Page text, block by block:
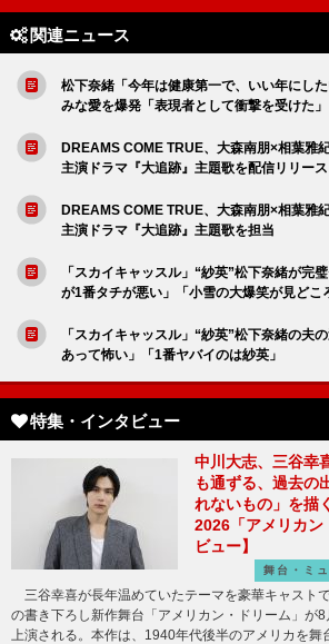
関連ニュース
松下奈緒「今年は健康第一で、いい年にし
みな愛を爆発「表現者として衝撃を受けた」
DREAMS COME TRUE、大森南朋×相葉雅
主演ドラマ『大追跡』主題歌を配信リリース
DREAMS COME TRUE、大森南朋×相葉雅
主演ドラマ『大追跡』主題歌を担当
「スカイキャッスル」“紗英”松下奈緒が完
が1番タチが悪い」「小雪の大爆笑が見どこ
「スカイキャッスル」“紗英”松下奈緒の夫
あって怖い」「1番ヤバイのは紗英」
特集・インタビュー
中川大志、三谷幸
も通ずる、過去の
れないもの」を描
2026「アメリカン
ビュー】
舞台・ミ
三谷幸喜が長年温めていたテーマを豪華キャスト
の書き下ろし新作舞台「アメリカン・ドリーム」が
上演される。本作は、1940年代後半のアメリカを